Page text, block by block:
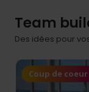
Team
Des idées pour
Coup de coeur